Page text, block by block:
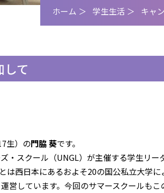
ホーム ＞ 学生生活 ＞ キャ
して
生）の門脇 葵です。
・スクール（UNGL）が主催する学生リー
とは西日本にあるおよそ20の国公私立大学
営しています。今回のサマースクールも